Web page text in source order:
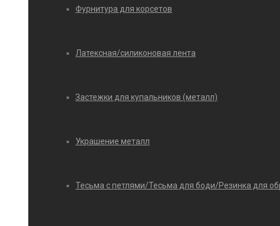
Фурнитура для корсетов
Латексная/силиконовая лента
Застежки для купальников (металл)
Украшение металл
Тесьма с петлями/Тесьма для боди/Резинка для